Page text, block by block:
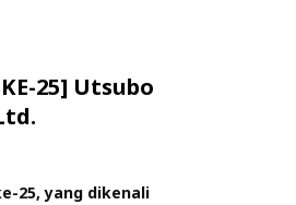
25] Utsubo
25, yang dikenali